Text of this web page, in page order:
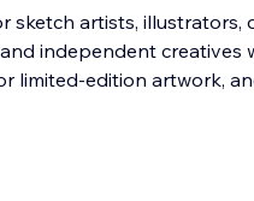
sketch artists, illustrators,
independent creatives
limited-edition artwork,